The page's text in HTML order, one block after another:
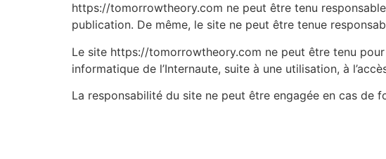
https://tomorrowtheory.com ne peut être tenu
publication. De même, le site ne peut être tenue
Le site https://tomorrowtheory.com ne peut être tenu
informatique de l’Internaute, suite à une utilisation, à
La responsabilité du site ne peut être engagée en cas de